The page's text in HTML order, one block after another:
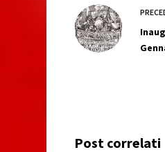
Post correlati